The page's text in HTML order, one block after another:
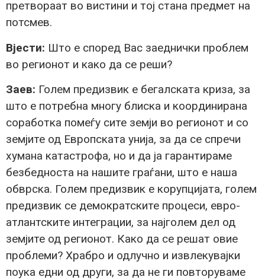
претвораат во вистини и тој стана предмет на
потсмев.
Вјести: Што е според Вас заеднички проблем
во регионот и како да се реши?
Заев: Голем предизвик е бегалската криза, за
што е потребна многу блиска и координирана
соработка помеѓу сите земји во регионот и со
земјите од Европската унија, за да се спречи
хумана катастрофа, но и да ја гарантираме
безбедноста на нашите граѓани, што е наша
обврска. Голем предизвик е корупцијата, голем
предизвик се демократските процеси, евро-
атлантските интеграции, за најголем дел од
земјите од регионот. Како да се решат овие
проблеми? Храбро и одлучно и извлекувајки
поука едни од други, за да не ги повторуваме